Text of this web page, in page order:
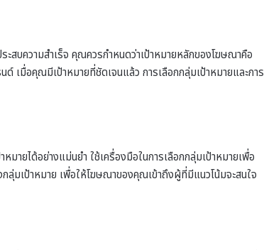
สบความสำเร็จ คุณควรกำหนดว่าเป้าหมายหลักของโฆษณาคือ
เมื่อคุณมีเป้าหมายที่ชัดเจนแล้ว การเลือกกลุ่มเป้าหมายและการ
ายได้อย่างแม่นยำ ใช้เครื่องมือในการเลือกกลุ่มเป้าหมายเพื่อ
มเป้าหมาย เพื่อให้โฆษณาของคุณเข้าถึงผู้ที่มีแนวโน้มจะสนใจ